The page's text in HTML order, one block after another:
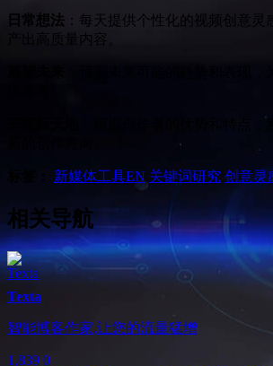
日常想法 ：每天提供个性化的视频创意灵
产出高质量内容。
：根据创作者的优势和特点，
新媒体工具EN 关键词研究 创意灵
相关导航
Texta
智能博客作家,让您的流量猛增
1,839 0